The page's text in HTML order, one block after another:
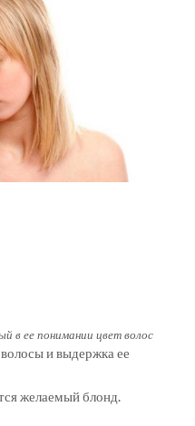
в ее понимании цвет волос
и выдержка ее
желаемый блонд.